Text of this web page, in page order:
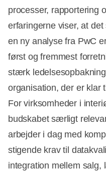
processer, rapportering
erfaringerne viser, at
en ny analyse fra PwC
først og fremmest
stærk
organisation, der er klar
For virksomheder i
budskabet særligt
arbejder i dag med
stigende krav til
integration mellem salg,